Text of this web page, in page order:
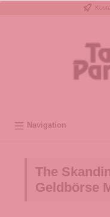
Navigation
The
Geldbörse